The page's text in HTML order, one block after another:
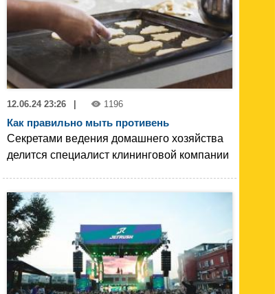
12.06.24 23:26 1196
Как правильно мыть противень
Секретами ведения домашнего хозяйства
делится специалист клининговой компании